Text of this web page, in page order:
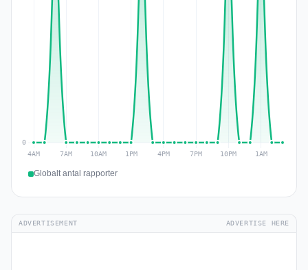
Globalt antal rapporter
ADVERTISEMENT ADVERTISE HERE